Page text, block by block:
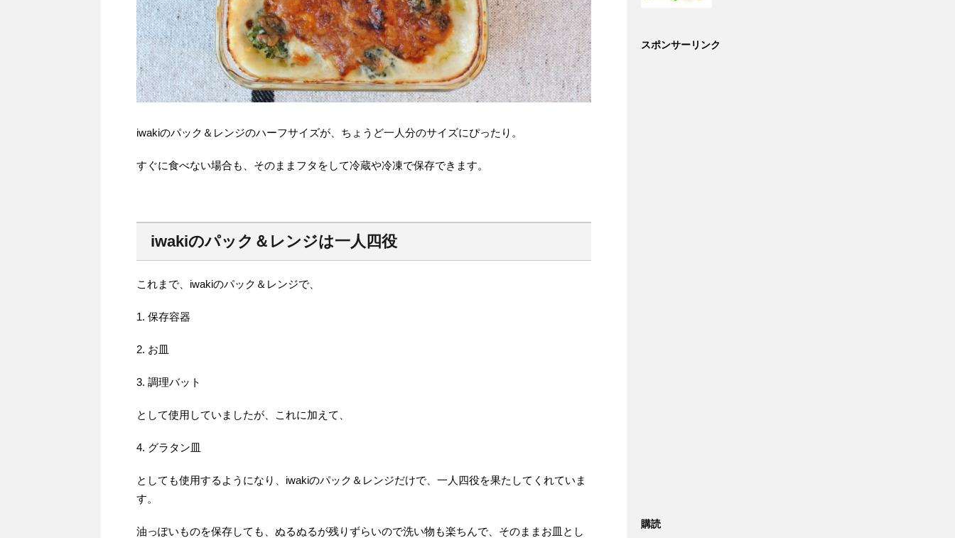
iwakiのパック＆レンジのハーフサイズが、ちょうど一人分のサイズにぴったり。
すぐに食べない場合も、そのままフタをして冷蔵や冷凍で保存できます。
iwakiのパック＆レンジは一人四役
これまで、iwakiのパック＆レンジで、
1. 保存容器
2. お皿
3. 調理バット
として使用していましたが、これに加えて、
4. グラタン皿
としても使用するようになり、iwakiのパック＆レンジだけで、一人四役を果たしてくれていま
す。
油っぽいものを保存しても、ぬるぬるが残りずらいので洗い物も楽ちんで、そのままお皿とし
スポンサーリンク
購読